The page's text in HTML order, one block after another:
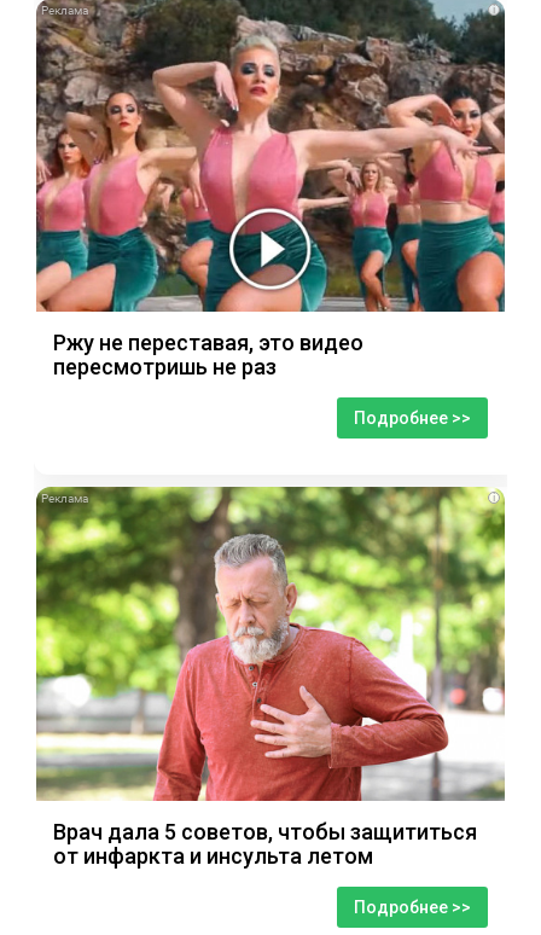
i
Ржу не переставая, это видео
пересмотришь не раз
Подробнее >>
i
Врач дала 5 советов, чтобы защититься
от инфаркта и инсульта летом
Подробнее >>